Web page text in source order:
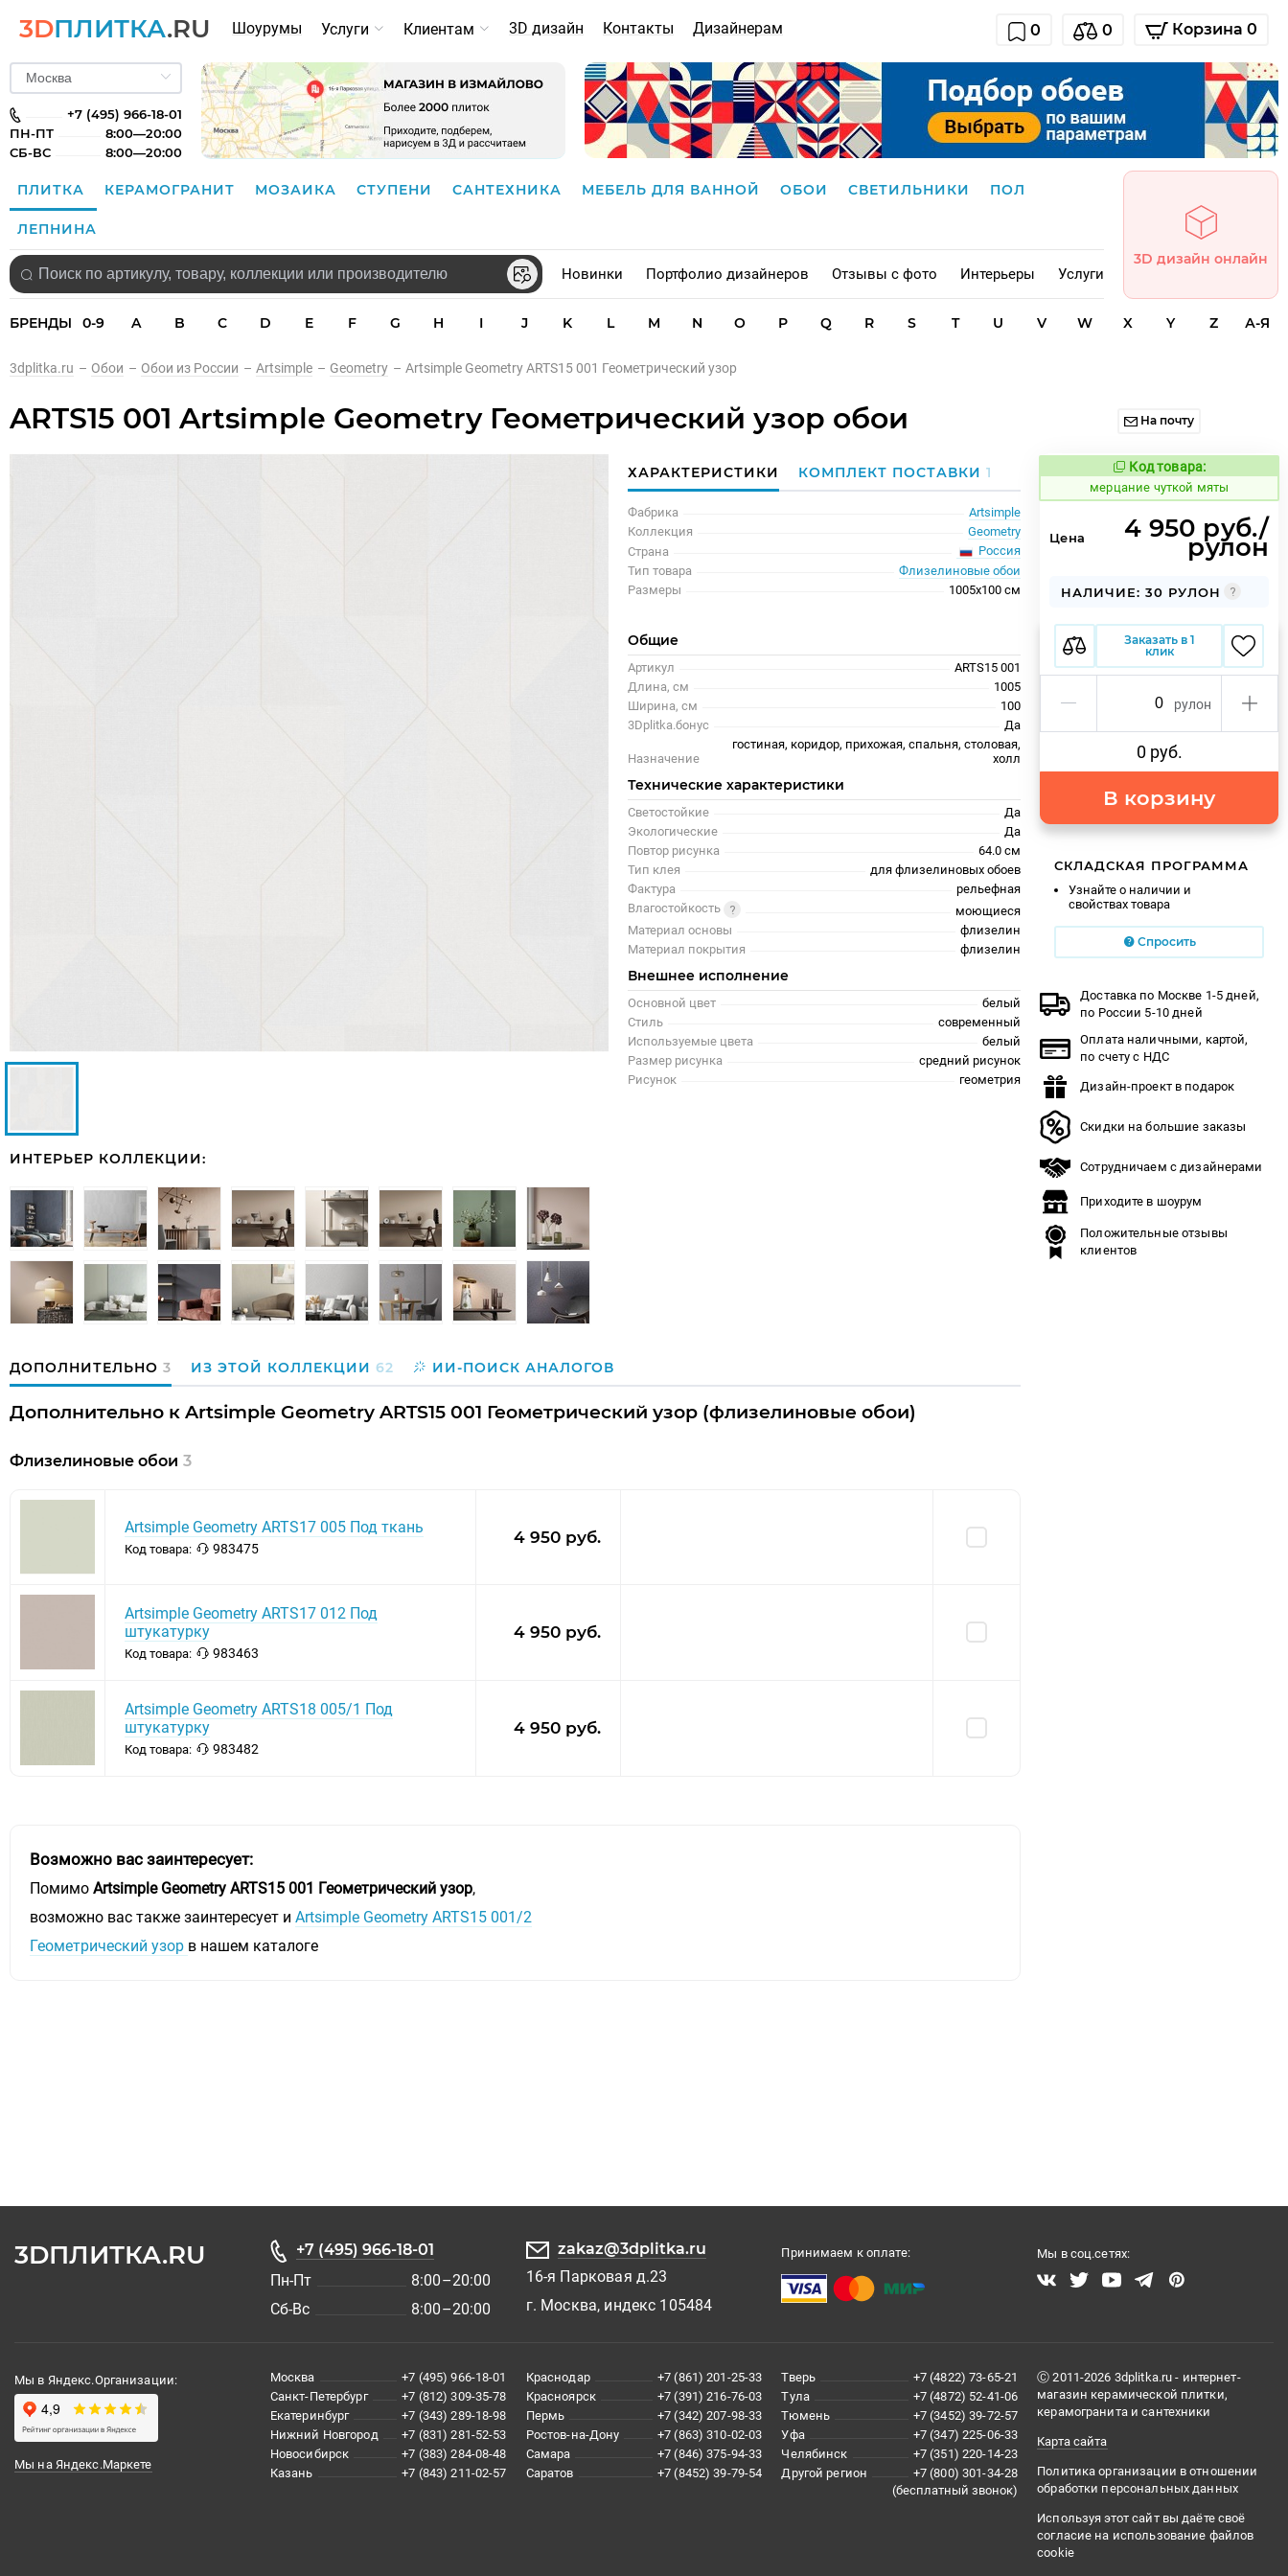
3DПЛИТКА.RU Шоурумы Услуги Клиентам 3D дизайн Контакты Дизайнерам 0 0 Корзина 0
+7 (495) 966-18-01
ПН-ПТ
8:00—20:00
СБ-ВС
8:00—20:00
ПЛИТКА КЕРАМОГРАНИТ МОЗАИКА СТУПЕНИ САНТЕХНИКА МЕБЕЛЬ ДЛЯ ВАННОЙ ОБОИ СВЕТИЛЬНИКИ ПОЛ
ЛЕПНИНА
Новинки Портфолио дизайнеров Отзывы с фото Интерьеры Услуги
3D дизайн онлайн
БРЕНДЫ 0-9 A B C D E F G H I J K L M N O P Q R S T U V W X Y Z А-Я
3dplitka.ru – Обои – Обои из России – Artsimple – Geometry – Artsimple Geometry ARTS15 001 Геометрический узор
ARTS15 001 Artsimple Geometry Геометрический узор обои На почту
ИНТЕРЬЕР КОЛЛЕКЦИИ:
ХАРАКТЕРИСТИКИ КОМПЛЕКТ ПОСТАВКИ1
Фабрика
Artsimple
Коллекция
Geometry
Страна
Россия
Тип товара
Флизелиновые обои
Размеры
1005x100 см
Общие
Артикул
ARTS15 001
Длина, см
1005
Ширина, см
100
3Dplitka.бонус
Да
Назначение
гостиная, коридор, прихожая, спальня, столовая,
холл
Технические характеристики
Светостойкие
Да
Экологические
Да
Повтор рисунка
64.0 см
Тип клея
для флизелиновых обоев
Фактура
рельефная
Влагостойкость
моющиеся
Материал основы
флизелин
Материал покрытия
флизелин
Внешнее исполнение
Основной цвет
белый
Стиль
современный
Используемые цвета
белый
Размер рисунка
средний рисунок
Рисунок
геометрия
ДОПОЛНИТЕЛЬНО 3 ИЗ ЭТОЙ КОЛЛЕКЦИИ 62 ИИ-ПОИСК АНАЛОГОВ
Дополнительно к Artsimple Geometry ARTS15 001 Геометрический узор (флизелиновые обои)
Флизелиновые обои 3
Artsimple Geometry ARTS17 005 Под ткань
Код товара: 983475
4 950 руб.
Artsimple Geometry ARTS17 012 Под
штукатурку
Код товара: 983463
4 950 руб.
Artsimple Geometry ARTS18 005/1 Под
штукатурку
Код товара: 983482
4 950 руб.
Возможно вас заинтересует:
Помимо Artsimple Geometry ARTS15 001 Геометрический узор,
возможно вас также заинтересует и Artsimple Geometry ARTS15 001/2
Геометрический узор в нашем каталоге
Код товара:
983431 Код товара:
мерцание чуткой мяты
Цена 4 950 руб./
рулон
НАЛИЧИЕ: 30 РУЛОН
Заказать в 1
клик
рулон
0 руб.
В корзину
СКЛАДСКАЯ ПРОГРАММА
Узнайте о наличии и
свойствах товара
Спросить
Доставка по Москве 1-5 дней,
по России 5-10 дней
Оплата наличными, картой,
по счету с НДС
Дизайн-проект в подарок
Скидки на большие заказы
Сотрудничаем с дизайнерами
Приходите в шоурум
Положительные отзывы
клиентов
3DПЛИТКА.RU
+7 (495) 966-18-01
Пн-Пт
8:00–20:00
Сб-Вс
8:00–20:00
zakaz@3dplitka.ru
16-я Парковая д.23
г. Москва, индекс 105484
Принимаем к оплате: Мы в соц.сетях:
Мы в Яндекс.Организации:
Мы на Яндекс.Маркете
Москва
+7 (495) 966-18-01
Санкт-Петербург
+7 (812) 309-35-78
Екатеринбург
+7 (343) 289-18-98
Нижний Новгород
+7 (831) 281-52-53
Новосибирск
+7 (383) 284-08-48
Казань
+7 (843) 211-02-57
Краснодар
+7 (861) 201-25-33
Красноярск
+7 (391) 216-76-03
Пермь
+7 (342) 207-98-33
Ростов-на-Дону
+7 (863) 310-02-03
Самара
+7 (846) 375-94-33
Саратов
+7 (8452) 39-79-54
Тверь
+7 (4822) 73-65-21
Тула
+7 (4872) 52-41-06
Тюмень
+7 (3452) 39-72-57
Уфа
+7 (347) 225-06-33
Челябинск
+7 (351) 220-14-23
Другой регион
+7 (800) 301-34-28
(бесплатный звонок)
Ⓒ 2011-2026 3dplitka.ru - интернет-
магазин керамической плитки,
керамогранита и сантехники
Карта сайта
Политика организации в отношении
обработки персональных данных
Используя этот сайт вы даёте своё
согласие на использование файлов
cookie